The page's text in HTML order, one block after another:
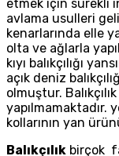
etmek için sürekli
avlama usulleri
kenarlarında elle
olta ve ağlarla
kıyı balıkçılığı
açık deniz
olmuştur.
yapılmamaktadır.
kollarının yan
Balıkçılık birçok